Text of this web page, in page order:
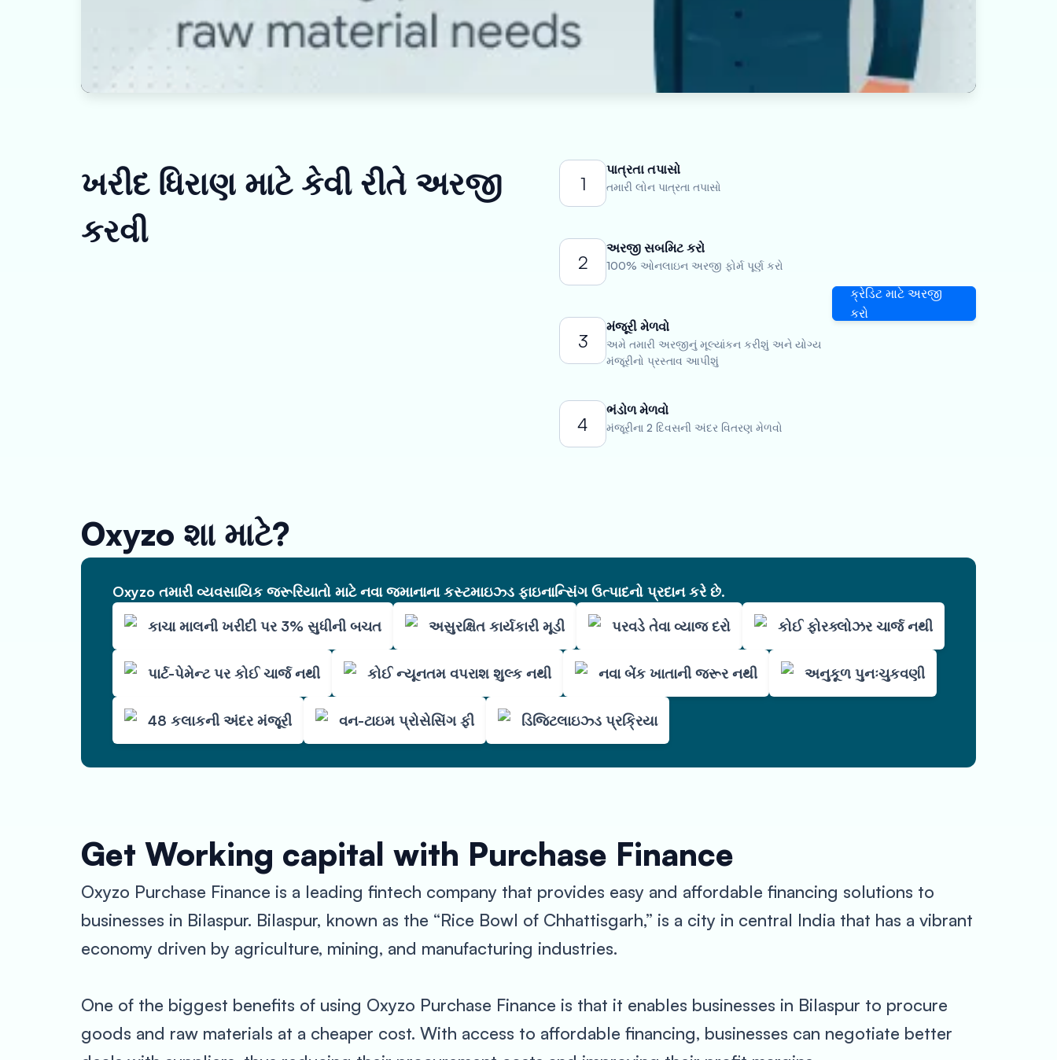
ખરીદ ધિરાણ માટે કેવી રીતે અરજી
કરવી
1
પાત્રતા તપાસો
તમારી લોન પાત્રતા તપાસો
2
અરજી સબમિટ કરો
100% ઓનલાઇન અરજી ફોર્મ પૂર્ણ કરો
3
મંજૂરી મેળવો
અમે તમારી અરજીનું મૂલ્યાંકન કરીશું અને યોગ્ય
મંજૂરીનો પ્રસ્તાવ આપીશું
4
ભંડોળ મેળવો
મંજૂરીના 2 દિવસની અંદર વિતરણ મેળવો
ક્રેડિટ માટે અરજી
કરો
Oxyzo શા માટે?
Oxyzo તમારી વ્યવસાયિક જરૂરિયાતો માટે નવા જમાનાના કસ્ટમાઇઝ્ડ ફાઇનાન્સિંગ ઉત્પાદનો પ્રદાન કરે છે.
કાચા માલની ખરીદી પર 3% સુધીની બચત
અસુરક્ષિત કાર્યકારી મૂડી પરવડે તેવા વ્યાજ દરો કોઈ ફોરક્લોઝર ચાર્જ નથી
પાર્ટ-પેમેન્ટ પર કોઈ ચાર્જ નથી કોઈ ન્યૂનતમ વપરાશ શુલ્ક નથી નવા બેંક ખાતાની જરૂર નથી અનુકૂળ પુનઃચુકવણી
48 કલાકની અંદર મંજૂરી વન-ટાઇમ પ્રોસેસિંગ ફી ડિજિટલાઇઝ્ડ પ્રક્રિયા
Get Working capital with Purchase Finance
Oxyzo Purchase Finance is a leading fintech company that provides easy and affordable financing solutions to
businesses in Bilaspur. Bilaspur, known as the “Rice Bowl of Chhattisgarh,” is a city in central India that has a vibrant
economy driven by agriculture, mining, and manufacturing industries.
One of the biggest benefits of using Oxyzo Purchase Finance is that it enables businesses in Bilaspur to procure
goods and raw materials at a cheaper cost. With access to affordable financing, businesses can negotiate better